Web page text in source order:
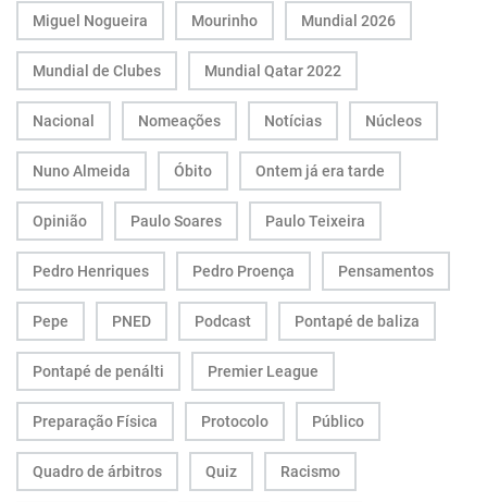
Miguel Nogueira Mourinho Mundial 2026
Mundial de Clubes Mundial Qatar 2022
Nacional Nomeações Notícias Núcleos
Nuno Almeida Óbito Ontem já era tarde
Opinião Paulo Soares Paulo Teixeira
Pedro Henriques Pedro Proença Pensamentos
Pepe PNED Podcast Pontapé de baliza
Pontapé de penálti Premier League
Preparação Física Protocolo Público
Quadro de árbitros Quiz Racismo